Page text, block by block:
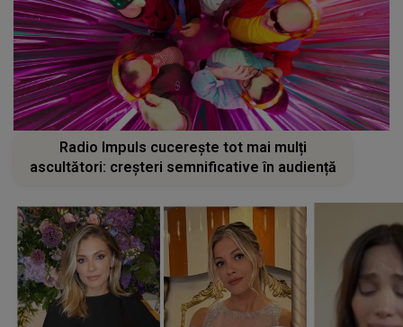
Radio Impuls cucerește tot mai mulți
ascultători: creșteri semnificative în audiență